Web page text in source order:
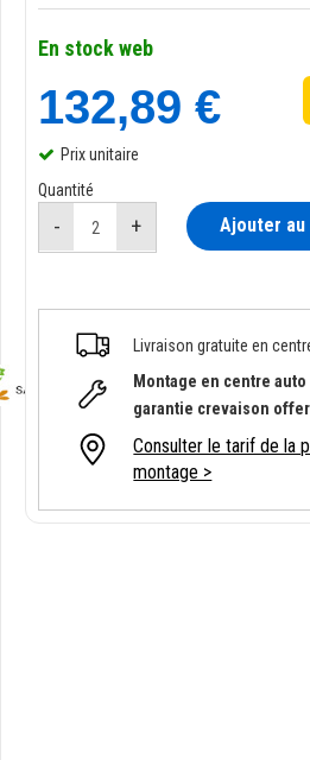
En stock web
132,89 €
Prix unitaire
Quantité
Ajouter au
Livraison gratuite en
Montage en centre
garantie crevaison
Consulter le tarif de la
montage >